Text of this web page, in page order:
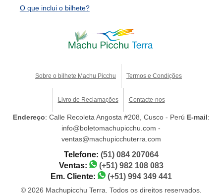
O que inclui o bilhete?
Sobre o bilhete Machu Picchu Termos e Condições
Livro de Reclamações Contacte-nos
Endereço: Calle Recoleta Angosta #208, Cusco - Perú E-mail:
info@boletomachupicchu.com -
ventas@machupicchuterra.com
Telefone: (51) 084 207064
Ventas:
(+51) 982 108 083
Em. Cliente:
(+51) 994 349 441
© 2026 Machupicchu Terra. Todos os direitos reservados.